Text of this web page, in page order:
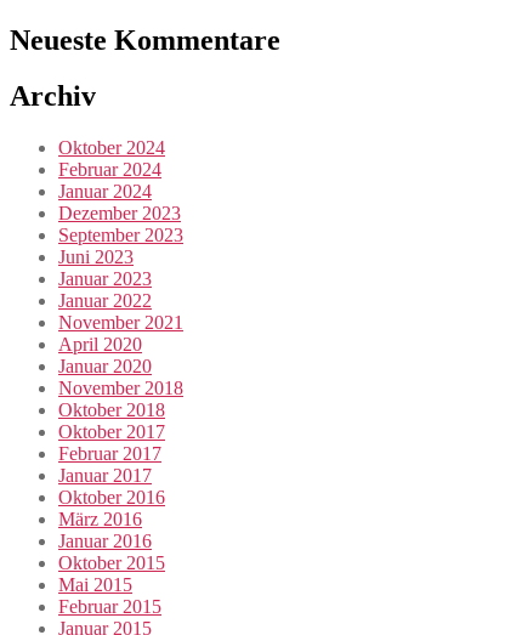
Neueste Kommentare
Archiv
Oktober 2024
Februar 2024
Januar 2024
Dezember 2023
September 2023
Juni 2023
Januar 2023
Januar 2022
November 2021
April 2020
Januar 2020
November 2018
Oktober 2018
Oktober 2017
Februar 2017
Januar 2017
Oktober 2016
März 2016
Januar 2016
Oktober 2015
Mai 2015
Februar 2015
Januar 2015